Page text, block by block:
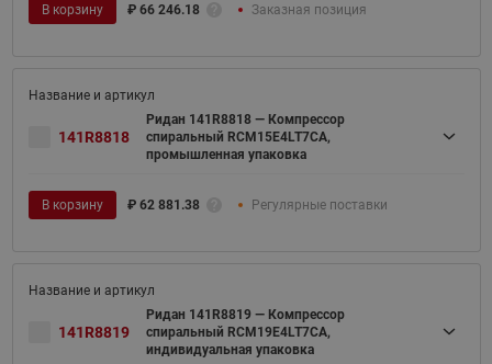
В корзину ₽ 66 246.18 Заказная позиция
141R8818
Ридан 141R8818 — Компрессор
спиральный RCM15E4LT7CA,
промышленная упаковка
В корзину ₽ 62 881.38 Регулярные поставки
141R8819
Ридан 141R8819 — Компрессор
спиральный RCM19E4LT7CA,
индивидуальная упаковка